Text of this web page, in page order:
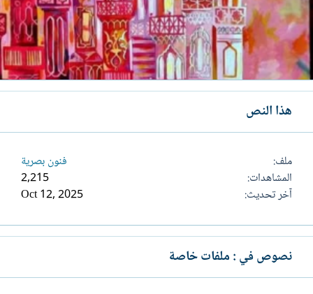
هذا النص
ملف
فنون بصرية
المشاهدات
2,215
آخر تحديث
Oct 12, 2025
نصوص في : ملفات خاصة